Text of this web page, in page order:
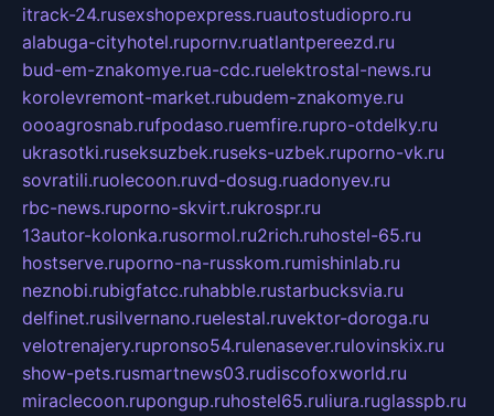
itrack-24.rusexshopexpress.ruautostudiopro.ru
alabuga-cityhotel.rupornv.ruatlantpereezd.ru
bud-em-znakomye.rua-cdc.ruelektrostal-news.ru
korolevremont-market.rubudem-znakomye.ru
oooagrosnab.rufpodaso.ruemfire.rupro-otdelky.ru
ukrasotki.ruseksuzbek.ruseks-uzbek.ruporno-vk.ru
sovratili.ruolecoon.ruvd-dosug.ruadonyev.ru
rbc-news.ruporno-skvirt.rukrospr.ru
13autor-kolonka.rusormol.ru2rich.ruhostel-65.ru
hostserve.ruporno-na-russkom.rumishinlab.ru
neznobi.rubigfatcc.ruhabble.rustarbucksvia.ru
delfinet.rusilvernano.ruelestal.ruvektor-doroga.ru
velotrenajery.rupronso54.rulenasever.rulovinskix.ru
show-pets.rusmartnews03.rudiscofoxworld.ru
miraclecoon.rupongup.ruhostel65.ruliura.ruglasspb.ru